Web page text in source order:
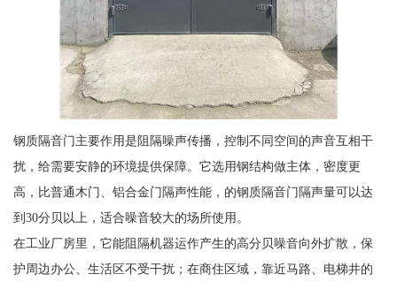
钢质隔音门主要作用是阻隔噪声传播，控制不同空间的声音互相干
扰，给需要安静的环境提供保障。它选用钢结构做主体，密度更
高，比普通木门、铝合金门隔声性能，的钢质隔音门隔声量可以达
到30分贝以上，适合噪音较大的场所使用。
在工业厂房里，它能阻隔机器运作产生的高分贝噪音向外扩散，保
护周边办公、生活区不受干扰；在商住区域，靠近马路、电梯井的